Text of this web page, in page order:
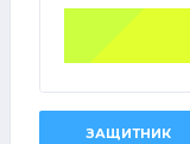
ЗАЩИТНИК